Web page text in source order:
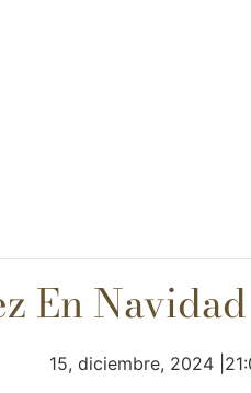
En
15, diciembre, 2024